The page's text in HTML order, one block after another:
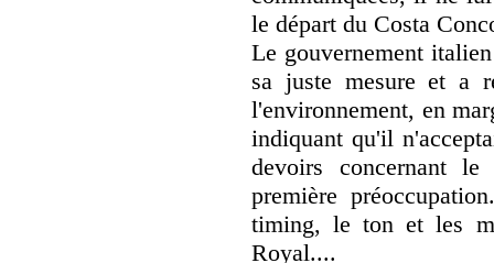
le départ du Costa
Le gouvernement
sa juste mesure et a
l'environnement, en
indiquant qu'il
devoirs concernant
première
timing, le ton et les
Royal....